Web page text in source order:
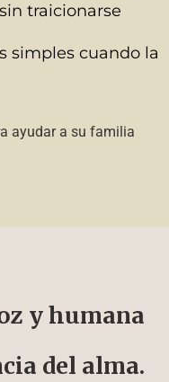
traicionarse
simples cuando la
ayudar a su familia
y humana
del alma.